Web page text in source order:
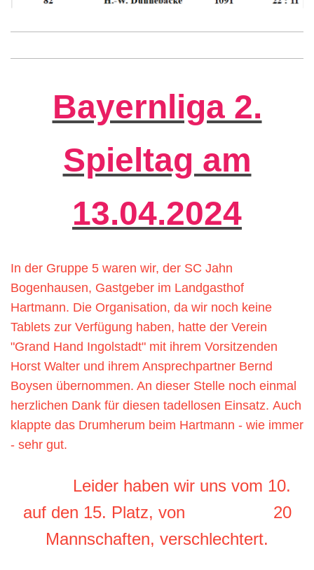
Bayernliga 2.
Spieltag am
13.04.2024
In der Gruppe 5 waren wir, der SC Jahn
Bogenhausen, Gastgeber im Landgasthof
Hartmann. Die Organisation, da wir noch keine
Tablets zur Verfügung haben, hatte der Verein
"Grand Hand Ingolstadt" mit ihrem Vorsitzenden
Horst Walter und ihrem Ansprechpartner Bernd
Boysen übernommen. An dieser Stelle noch einmal
herzlichen Dank für diesen tadellosen Einsatz. Auch
klappte das Drumherum beim Hartmann - wie immer
- sehr gut.
Leider haben wir uns vom 10.
auf den 15. Platz, von 20
Mannschaften, verschlechtert.